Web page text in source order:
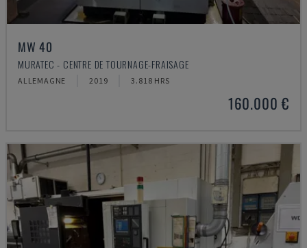
MW 40
MURATEC - CENTRE DE TOURNAGE-FRAISAGE
ALLEMAGNE 2019 3.818 HRS
160.000 €